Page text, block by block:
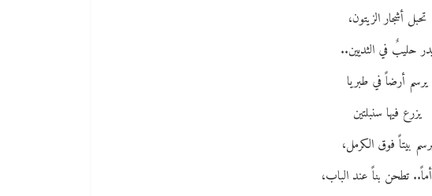
تحبل أشجار الزيتون،
حليبٌ في الثديين..
يرسم أرضاً في طبريا
يزرع فيها سنبلتين
بيتاً فوق الكرمل،
تطحن بناً عند الباب،